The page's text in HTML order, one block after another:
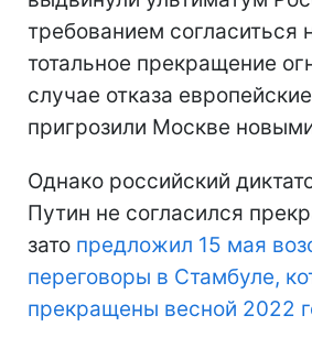
требованием согласиться
тотальное прекращение
случае отказа
пригрозили Москве
Однако российский
Путин не согласился
зато предложил 15 мая
переговоры в Стамбуле,
прекращены весной 2022